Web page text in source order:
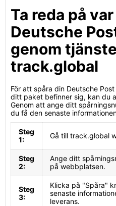
Ta reda på
Deutsche
genom
track.global
För att spåra din Deutsche
ditt paket befinner sig, kan du
Genom att ange ditt
du få den senaste
Steg
1:
Gå till track.global
Steg
2:
Ange ditt
på webbplatsen.
Steg
3:
Klicka på "Spåra"
senaste
leverans.